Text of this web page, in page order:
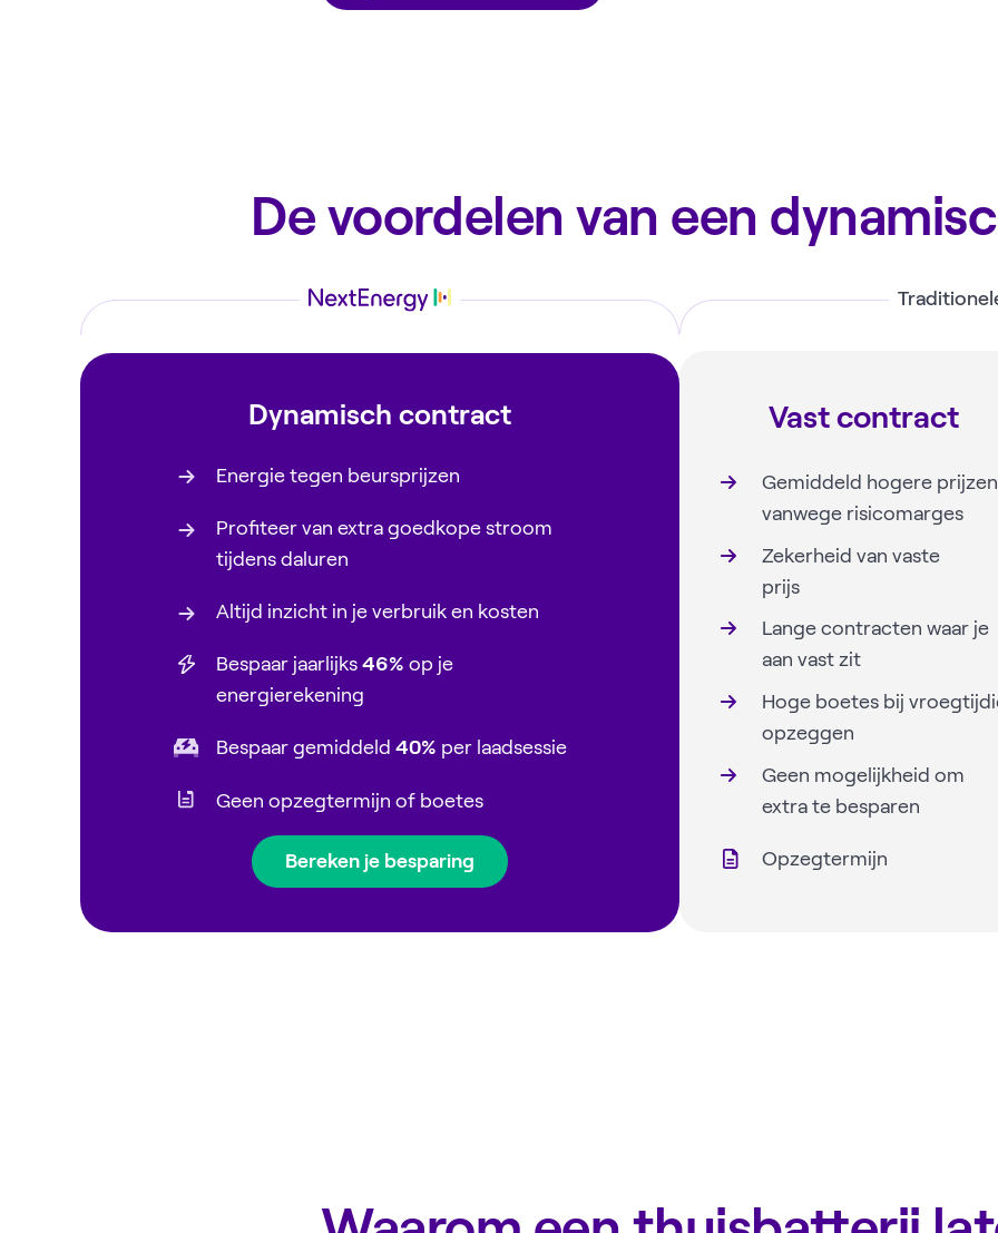
De voordelen van een
Dynamisch contract
Energie tegen beursprijzen
Profiteer van extra goedkope stroom
tijdens daluren
Altijd inzicht in je verbruik en kosten
Bespaar jaarlijks46% op je
energierekening
Bespaar gemiddeld40% per laadsessie
Geen opzegtermijn of boetes
Bereken je besparing
Vast contract
Gemiddeld hogere prijzen
vanwege risicomarges
Zekerheid van vaste
prijs
Lange contracten waar je
aan vast zit
Hoge boetes bij
opzeggen
Geen mogelijkheid om
extra te besparen
Opzegtermijn